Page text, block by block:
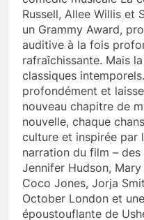
Russell, Allee Willis et
un Grammy Award,
auditive à la fois
rafraîchissante. Mais
classiques
profondément et
nouveau chapitre de
nouvelle, chaque
culture et inspirée par
narration du film –
Jennifer Hudson, Mary
Coco Jones, Jorja
October London et
époustouflante de